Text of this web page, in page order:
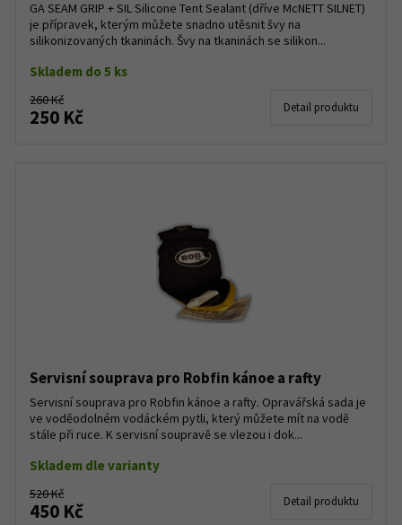
GA SEAM GRIP + SIL Silicone Tent Sealant (dříve McNETT SILNET)
je přípravek, kterým můžete snadno utěsnit švy na
silikonizovaných tkaninách. Švy na tkaninách se silikon...
Skladem do 5 ks
260 Kč
250 Kč Detail produktu
Servisní souprava pro Robfin kánoe a rafty
Servisní souprava pro Robfin kánoe a rafty. Opravářská sada je
ve voděodolném vodáckém pytli, který můžete mít na vodě
stále při ruce. K servisní soupravě se vlezou i dok...
Skladem dle varianty
520 Kč
450 Kč Detail produktu